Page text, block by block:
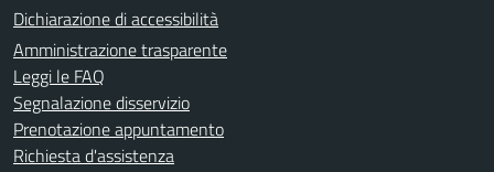
Dichiarazione di accessibilità
Amministrazione trasparente
Leggi le FAQ
Segnalazione disservizio
Prenotazione appuntamento
Richiesta d'assistenza